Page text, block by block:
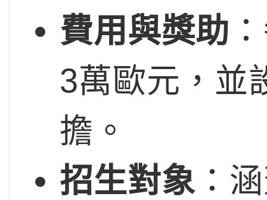
費用與獎助
3萬歐元，並
擔。
招生對象：